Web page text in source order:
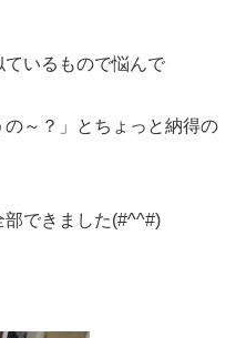
ているもので悩んで
の～？」とちょっと納得の
できました(#^^#)